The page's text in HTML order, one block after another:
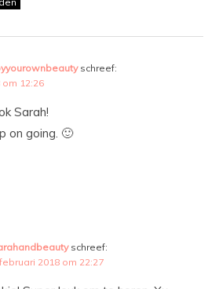
schreef:
om 12:26
Sarah!
on going. 🙂
schreef:
2018 om 22:27